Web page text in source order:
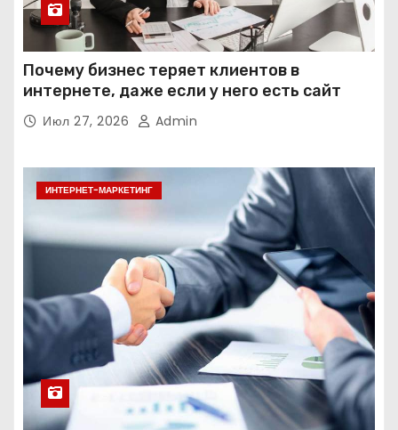
Почему бизнес теряет клиентов в
интернете, даже если у него есть сайт
Июл 27, 2026 Admin
ИНТЕРНЕТ-МАРКЕТИНГ